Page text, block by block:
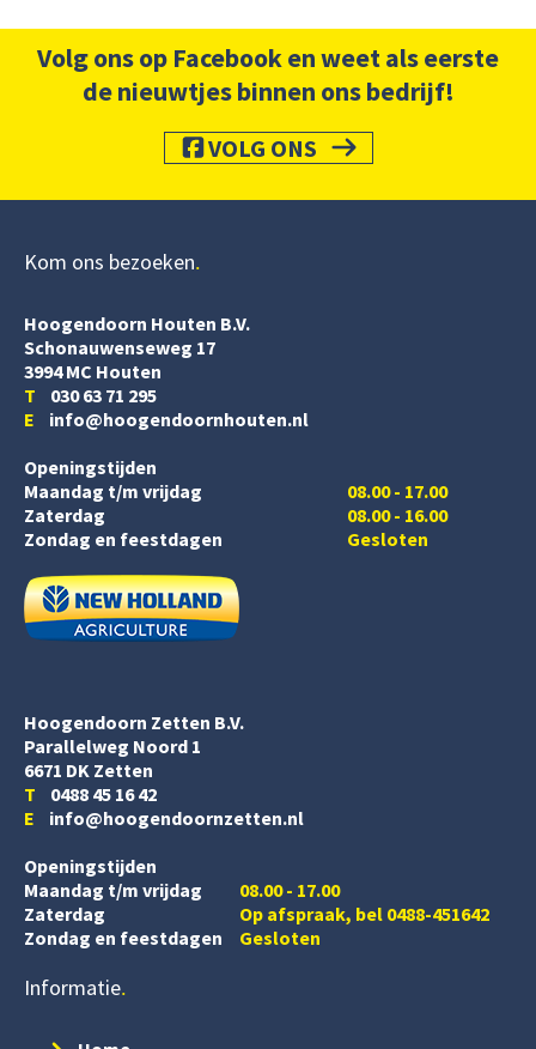
Volg ons op Facebook en weet als eerste
de nieuwtjes binnen ons bedrijf!
VOLG ONS
Kom ons bezoeken
Hoogendoorn Houten B.V.
Schonauwenseweg 17
3994 MC Houten
T 030 63 71 295
E info@hoogendoornhouten.nl
Openingstijden
Maandag t/m vrijdag
Zaterdag
08.00 - 17.00
08.00 - 16.00
Zondag en feestdagen
Gesloten
Hoogendoorn Zetten B.V.
Parallelweg Noord 1
6671 DK Zetten
T 0488 45 16 42
E info@hoogendoornzetten.nl
Openingstijden
Maandag t/m vrijdag
08.00 - 17.00
Zaterdag
Op afspraak, bel 0488-451642
Zondag en feestdagen
Gesloten
Informatie